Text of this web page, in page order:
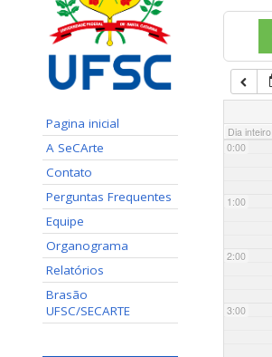
Pagina inicial
A SeCArte
Contato
Perguntas Frequentes
Equipe
Organograma
Relatórios
Brasão
UFSC/SECARTE
Dia inteiro
0:00
1:00
2:00
3:00